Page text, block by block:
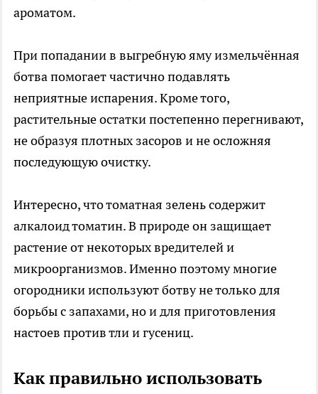
ароматом.
При попадании в выгребную яму измельчённая
ботва помогает частично подавлять
неприятные испарения. Кроме того,
растительные остатки постепенно перегнивают,
не образуя плотных засоров и не осложняя
последующую очистку.
Интересно, что томатная зелень содержит
алкалоид томатин. В природе он защищает
растение от некоторых вредителей и
микроорганизмов. Именно поэтому многие
огородники используют ботву не только для
борьбы с запахами, но и для приготовления
настоев против тли и гусениц.
Как правильно использовать